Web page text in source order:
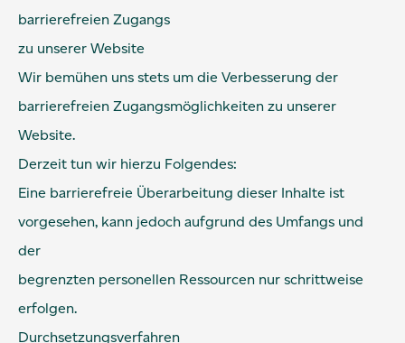
barrierefreien Zugangs
zu unserer Website
Wir bemühen uns stets um die Verbesserung der
barrierefreien Zugangsmöglichkeiten zu unserer
Website.
Derzeit tun wir hierzu Folgendes:
Eine barrierefreie Überarbeitung dieser Inhalte ist
vorgesehen, kann jedoch aufgrund des Umfangs und
der
begrenzten personellen Ressourcen nur schrittweise
erfolgen.
Durchsetzungsverfahren